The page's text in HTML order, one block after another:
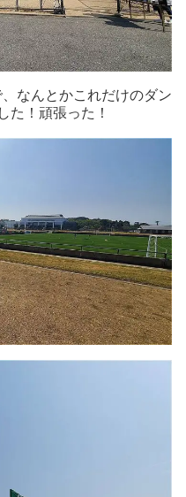
なんとかこれだけのダン
た！頑張った！